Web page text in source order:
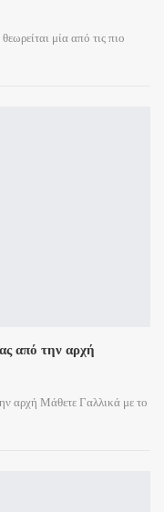
μία από τις πιο
από την αρχή
αρχή Μάθετε Γαλλικά με το